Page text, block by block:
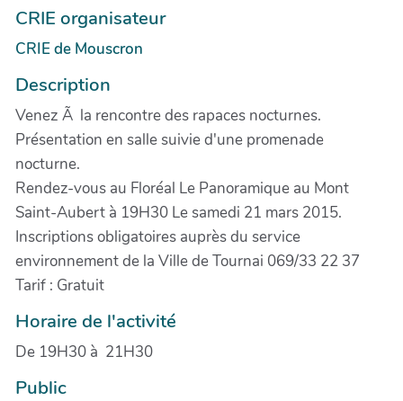
CRIE organisateur
CRIE de Mouscron
Description
Venez Ã la rencontre des rapaces nocturnes.
Présentation en salle suivie d'une promenade
nocturne.
Rendez-vous au Floréal Le Panoramique au Mont
Saint-Aubert à 19H30 Le samedi 21 mars 2015.
Inscriptions obligatoires auprès du service
environnement de la Ville de Tournai 069/33 22 37
Tarif : Gratuit
Horaire de l'activité
De 19H30 à 21H30
Public